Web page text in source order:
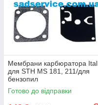
Мембрани карбюратора Ital
для STH MS 181, 211/для
бензопил
Готово до відправки